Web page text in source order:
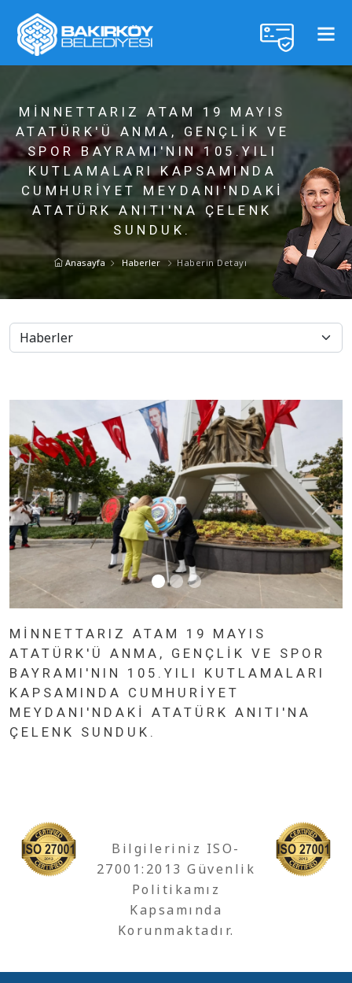
MINNETTARIZ ATAM 19 MAYIS
ATATÜRK'Ü ANMA, GENÇLIK VE
SPOR BAYRAMI'NIN 105.YILI
KUTLAMALARI KAPSAMINDA
CUMHURIYET MEYDANI'NDAKI
ATATÜRK ANITI'NA ÇELENK
SUNDUK.
Anasayfa Haberler Haberin Detayı
MINNETTARIZ ATAM 19 MAYIS
ATATÜRK'Ü ANMA, GENÇLIK VE SPOR
BAYRAMI'NIN 105.YILI KUTLAMALARI
KAPSAMINDA CUMHURIYET
MEYDANI'NDAKI ATATÜRK ANITI'NA
ÇELENK SUNDUK.
Bilgileriniz ISO-
27001:2013 Güvenlik
Politikamız
Kapsamında
Korunmaktadır.